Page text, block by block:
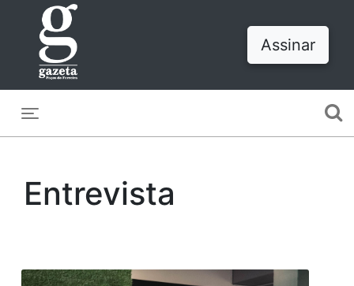
Assinar
Entrevista